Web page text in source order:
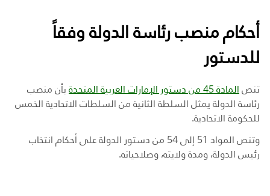
أحكام منصب رئاسة الدولة وفقاً
للدستور
تنص المادة 45 من دستور الإمارات العربية المتحدة بأن منصب
رئاسة الدولة يمثل السلطة الثانية من السلطات الاتحادية الخمس
للحكومة الاتحادية.
وتنص المواد 51 إلى 54 من دستور الدولة على أحكام انتخاب
رئيس الدولة، ومدة ولايته، وصلاحياته.